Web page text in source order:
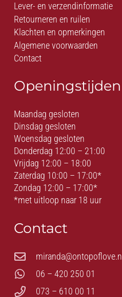
Lever- en verzendinformatie
Retourneren en ruilen
Klachten en opmerkingen
Algemene voorwaarden
Contact
Openingstijden
Maandag gesloten
Dinsdag gesloten
Woensdag gesloten
Donderdag 12:00 – 21:00
Vrijdag 12:00 – 18:00
Zaterdag 10:00 – 17:00*
Zondag 12:00 – 17:00*
*met uitloop naar 18 uur
Contact
miranda@ontopoflove.nl
06 – 420 250 01
073 – 610 00 11